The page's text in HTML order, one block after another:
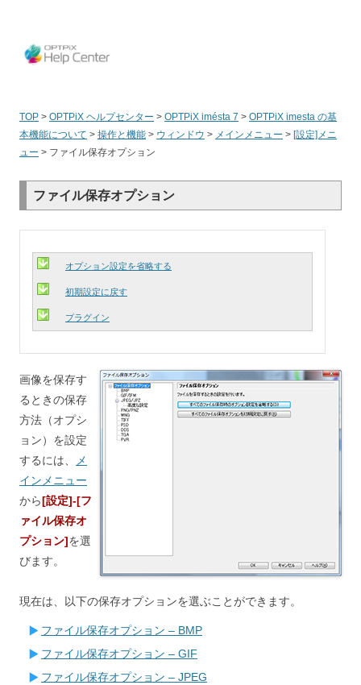
TOP > OPTPiX ヘルプセンター > OPTPiX imésta 7 > OPTPiX imesta の基
本機能について > 操作と機能 > ウィンドウ > メインメニュー > [設定]メニ
ュー > ファイル保存オプション
ファイル保存オプション
オプション設定を省略する
初期設定に戻す
プラグイン
画像を保存す
るときの保存
方法（オプシ
ョン）を設定
するには、
メ
インメニュー
から[設定]-[フ
ァイル保存オ
プション]を選
びます。
現在は、以下の保存オプションを選ぶことができます。
ファイル保存オプション – BMP
ファイル保存オプション – GIF
ファイル保存オプション – JPEG